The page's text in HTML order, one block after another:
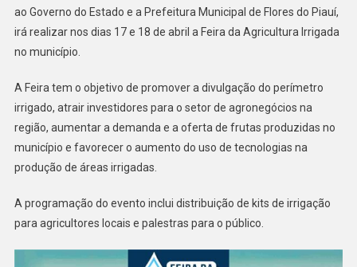
ao Governo do Estado e a Prefeitura Municipal de Flores do Piauí,
irá realizar nos dias 17 e 18 de abril a Feira da Agricultura Irrigada
no município.
A Feira tem o objetivo de promover a divulgação do perímetro
irrigado, atrair investidores para o setor de agronegócios na
região, aumentar a demanda e a oferta de frutas produzidas no
município e favorecer o aumento do uso de tecnologias na
produção de áreas irrigadas.
A programação do evento inclui distribuição de kits de irrigação
para agricultores locais e palestras para o público.